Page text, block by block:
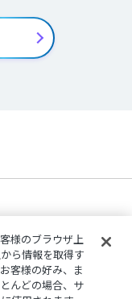
取引法に基づく表記
様のブラウザ上
ら情報を取得す
客様の好み、ま
んどの場合、サ